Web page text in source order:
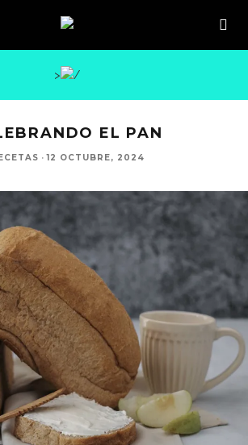
>
EL PAN
· 12 OCTUBRE, 2024